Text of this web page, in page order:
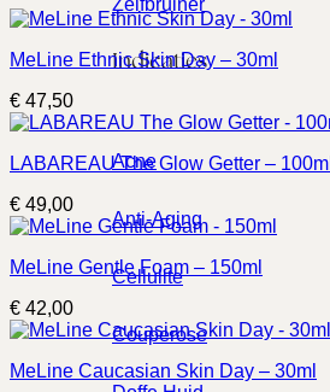
Indicaties
Acne
Anti-Aging
Cellulite
Couperose
MeLine Ethnic Skin Day – 30ml
€ 47,50
LABAREAU The Glow Getter – 100ml
€ 49,00
MeLine Gentle Foam – 150ml
€ 42,00
MeLine Caucasian Skin Day – 30ml